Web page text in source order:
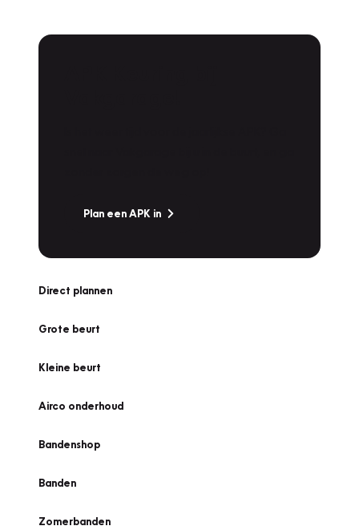
Plan een APK in
Direct plannen
Grote beurt
Kleine beurt
Airco onderhoud
Bandenshop
Banden
Zomerbanden